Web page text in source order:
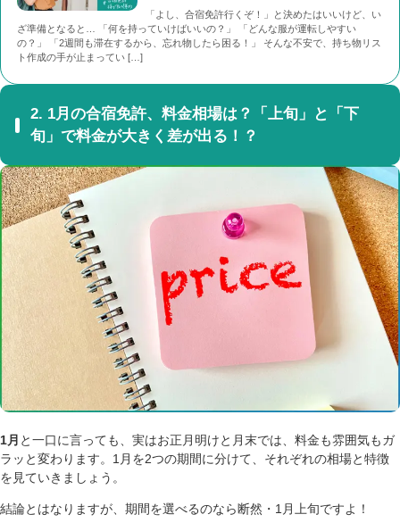
「よし、合宿免許行くぞ！」と決めたはいいけど、い
ざ準備となると… 「何を持っていけばいいの？」 「どんな服が運転しやすい
の？」 「2週間も滞在するから、忘れ物したら困る！」 そんな不安で、持ち物リス
ト作成の手が止まってい […]
2. 1月の合宿免許、料金相場は？「上旬」と「下
旬」で料金が大きく差が出る！？
1月 と一口に言っても、実はお正月明けと月末では、料金も雰囲気もガ
ラッと変わります。1月を2つの期間に分けて、それぞれの相場と特徴
を見ていきましょう。
結論とはなりますが、期間を選べるのなら断然・1月上旬ですよ！